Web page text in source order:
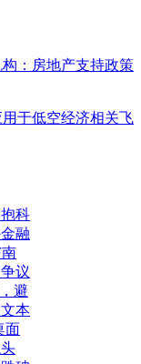
：房地产支持政策
于低空经济相关飞
科
融
议
避
本
面